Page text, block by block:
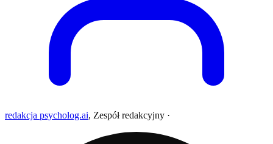
redakcja psycholog.ai, Zespół redakcyjny ·